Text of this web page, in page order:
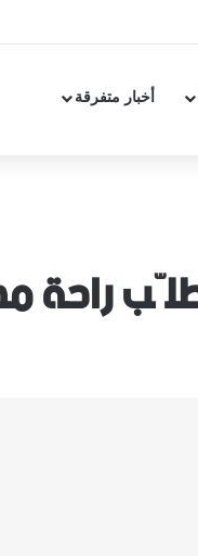
أخبار متفرقة